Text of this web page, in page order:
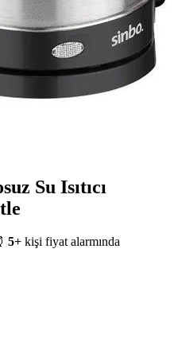
Su Isıtıcı
5+ kişi fiyat alarmında